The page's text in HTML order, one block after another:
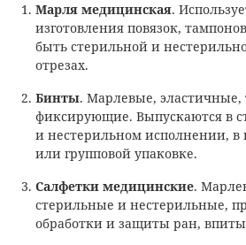
Марля медицинская.
изготовления повязок,
быть стерильной и
отрезах.
Бинты. Марлевые, эластичные,
фиксирующие. Выпускаются в
и нестерильном исполнении, в
или групповой упаковке.
Салфетки медицинские.
стерильные и нестерильные,
обработки и защиты ран,